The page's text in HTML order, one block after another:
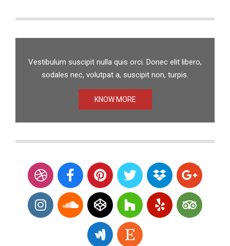
Vestibulum suscipit nulla quis orci. Donec elit libero,
sodales nec, volutpat a, suscipit non, turpis.
KNOW MORE